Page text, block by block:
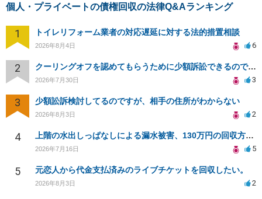
個人・プライベートの債権回収の法律Q&Aランキング
1 トイレリフォーム業者の対応遅延に対する法的措置相談
2026年8月4日 6
2 クーリングオフを認めてもらうために少額訴訟できるのでしょうか。
2026年7月30日 3
3 少額訟訴検討してるのですが、相手の住所がわからない
2026年8月3日 2
4 上階の水出しっぱなしによる漏水被害、130万円の回収方法を相談したい
2026年7月16日 5
5 元恋人から代金支払済みのライブチケットを回収したい。
2026年8月3日 2